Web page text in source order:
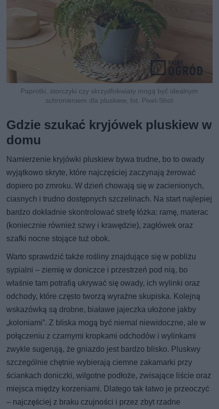
Paprotki, storczyki czy skrzydłokwiaty mogą być idealnym
schronieniem dla pluskiew, fot. Pixel-Shot
Gdzie szukać kryjówek pluskiew w
domu
Namierzenie kryjówki pluskiew bywa trudne, bo to owady
wyjątkowo skryte, które najczęściej zaczynają żerować
dopiero po zmroku. W dzień chowają się w zacienionych,
ciasnych i trudno dostępnych szczelinach. Na start najlepiej
bardzo dokładnie skontrolować strefę łóżka: ramę, materac
(koniecznie również szwy i krawędzie), zagłówek oraz
szafki nocne stojące tuż obok.
Warto sprawdzić także rośliny znajdujące się w pobliżu
sypialni – ziemię w doniczce i przestrzeń pod nią, bo
właśnie tam potrafią ukrywać się owady, ich wylinki oraz
odchody, które często tworzą wyraźne skupiska. Kolejną
wskazówką są drobne, białawe jajeczka ułożone jakby
„koloniami”. Z bliska mogą być niemal niewidoczne, ale w
połączeniu z czarnymi kropkami odchodów i wylinkami
zwykle sugerują, że gniazdo jest bardzo blisko. Pluskwy
szczególnie chętnie wybierają ciemne zakamarki przy
ściankach doniczki, wilgotne podłoże, zwisające liście oraz
miejsca między korzeniami. Dlatego tak łatwo je przeoczyć
– najczęściej z braku czujności i przez zbyt rzadne